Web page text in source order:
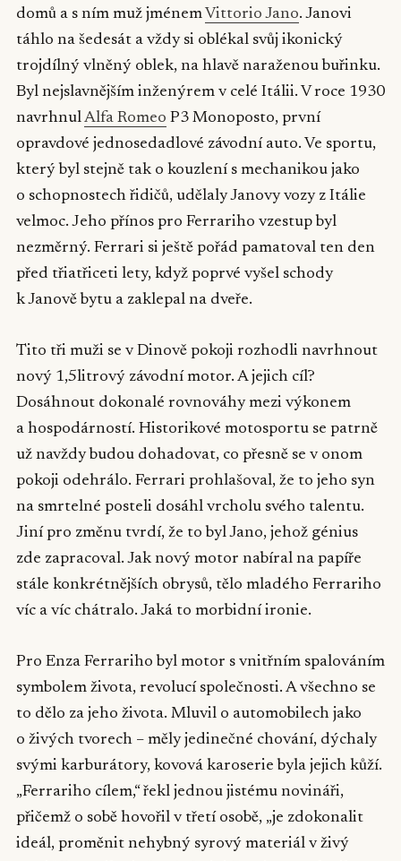
domů a s ním muž jménem Vittorio Jano. Janovi
táhlo na šedesát a vždy si oblékal svůj ikonický
trojdílný vlněný oblek, na hlavě naraženou buřinku.
Byl nejslavnějším inženýrem v celé Itálii. V roce 1930
navrhnulAlfa Romeo P3 Monoposto, první
opravdové jednosedadlové závodní auto. Ve sportu,
který byl stejně tak o kouzlení s mechanikou jako
o schopnostech řidičů, udělaly Janovy vozy z Itálie
velmoc. Jeho přínos pro Ferrariho vzestup byl
nezměrný. Ferrari si ještě pořád pamatoval ten den
před třiatřiceti lety, když poprvé vyšel schody
k Janově bytu a zaklepal na dveře.
Tito tři muži se v Dinově pokoji rozhodli navrhnout
nový 1,5litrový závodní motor. A jejich cíl?
Dosáhnout dokonalé rovnováhy mezi výkonem
a hospodárností. Historikové motosportu se patrně
už navždy budou dohadovat, co přesně se v onom
pokoji odehrálo. Ferrari prohlašoval, že to jeho syn
na smrtelné posteli dosáhl vrcholu svého talentu.
Jiní pro změnu tvrdí, že to byl Jano, jehož génius
zde zapracoval. Jak nový motor nabíral na papíře
stále konkrétnějších obrysů, tělo mladého Ferrariho
víc a víc chátralo. Jaká to morbidní ironie.
Pro Enza Ferrariho byl motor s vnitřním spalováním
symbolem života, revolucí společnosti. A všechno se
to dělo za jeho života. Mluvil o automobilech jako
o živých tvorech – měly jedinečné chování, dýchaly
svými karburátory, kovová karoserie byla jejich kůží.
„Ferrariho cílem,“ řekl jednou jistému novináři,
přičemž o sobě hovořil v třetí osobě, „je zdokonalit
ideál, proměnit nehybný syrový materiál v živý